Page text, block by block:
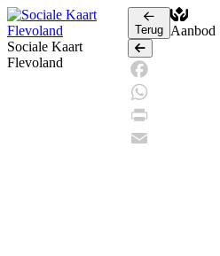
Sociale Kaart
Flevoland
Terug
Terug
Facebook
WhatsApp
Print
Aanbod